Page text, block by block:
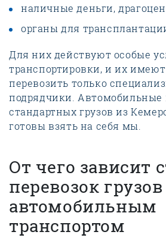
наличные деньги,
органы для
Для них действуют особые
транспортировки, и их
перевозить только
подрядчики. Автомобильные
стандартных грузов из
готовы взять на себя мы.
От чего зависит
перевозок грузов
автомобильным
транспортом